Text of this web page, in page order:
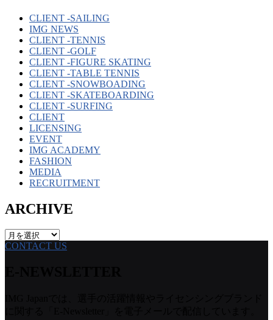
CLIENT -SAILING
IMG NEWS
CLIENT -TENNIS
CLIENT -GOLF
CLIENT -FIGURE SKATING
CLIENT -TABLE TENNIS
CLIENT -SNOWBOADING
CLIENT -SKATEBOARDING
CLIENT -SURFING
CLIENT
LICENSING
EVENT
IMG ACADEMY
FASHION
MEDIA
RECRUITMENT
ARCHIVE
ARCHIVE
CONTACT US